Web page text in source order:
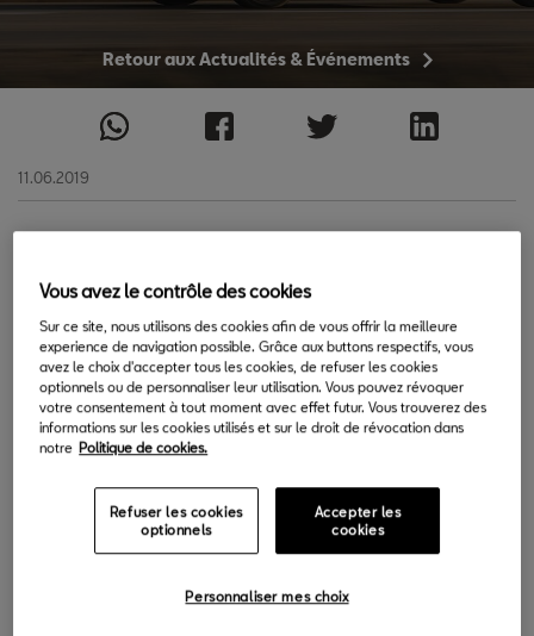
Retour aux Actualités & Événements
11.06.2019
S En effet, les livraisons mondiales de l'entreprise ont
augmenté de 10,5% le mois dernier pour atteindre 54
400 voitures. Pour la première fois, SEAT a vendu plus de 50
000 véhicules au cours d’un mois de mai, dépassant de loin le
précédent record de 49 200 voitures en 2018.
de plus qu'au cours de la même période l'année précédente.
Entre janvier et mai 2018, SEAT avait livré 238 500 voitures, ce
qui était alors le meilleur résultat jamais obtenu.
Vous avez le contrôle des cookies
Sur ce site, nous utilisons des cookies afin de vous offrir la meilleure
experience de navigation possible. Grâce aux buttons respectifs, vous
avez le choix d'accepter tous les cookies, de refuser les cookies
optionnels ou de personnaliser leur utilisation. Vous pouvez révoquer
votre consentement à tout moment avec effet futur. Vous trouverez des
informations sur les cookies utilisés et sur le droit de révocation dans
notre Politique de cookies.
Refuser les cookies
optionnels
Accepter les
cookies
Personnaliser mes choix